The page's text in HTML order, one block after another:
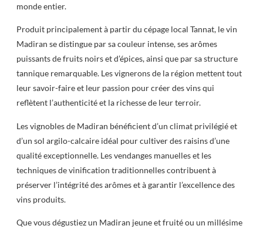
monde entier.
Produit principalement à partir du cépage local Tannat, le vin
Madiran se distingue par sa couleur intense, ses arômes
puissants de fruits noirs et d’épices, ainsi que par sa structure
tannique remarquable. Les vignerons de la région mettent tout
leur savoir-faire et leur passion pour créer des vins qui
reflètent l’authenticité et la richesse de leur terroir.
Les vignobles de Madiran bénéficient d’un climat privilégié et
d’un sol argilo-calcaire idéal pour cultiver des raisins d’une
qualité exceptionnelle. Les vendanges manuelles et les
techniques de vinification traditionnelles contribuent à
préserver l’intégrité des arômes et à garantir l’excellence des
vins produits.
Que vous dégustiez un Madiran jeune et fruité ou un millésime